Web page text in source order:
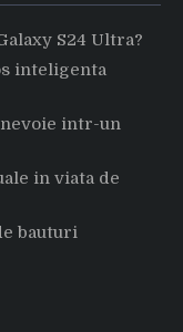
S24 Ultra?
inteligenta
intr-un
in viata de
bauturi